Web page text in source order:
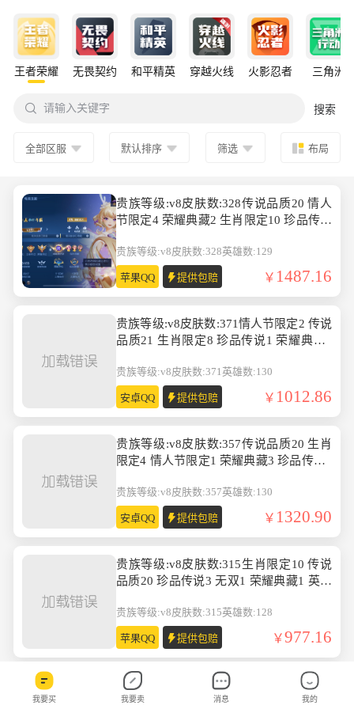
王者荣耀 无畏契约 和平精英 穿越火线 火影忍者 三角洲
 请输入关键字 搜索
全部区服 默认排序 筛选 布局
贵族等级:v8皮肤数:328传说品质20 情人
节限定4 荣耀典藏2 生肖限定10 珍品传说
贵族等级:v8皮肤数:328英雄数:129
苹果QQ 提供包赔 1487.16
贵族等级:v8皮肤数:371情人节限定2 传说
品质21 生肖限定8 珍品传说1 荣耀典藏2
贵族等级:v8皮肤数:371英雄数:130
安卓QQ 提供包赔 1012.86
贵族等级:v8皮肤数:357传说品质20 生肖
限定4 情人节限定1 荣耀典藏3 珍品传说1
贵族等级:v8皮肤数:357英雄数:130
安卓QQ 提供包赔 1320.90
贵族等级:v8皮肤数:315生肖限定10 传说
品质20 珍品传说3 无双1 荣耀典藏1 英雄
贵族等级:v8皮肤数:315英雄数:128
苹果QQ 提供包赔 977.16
贵族等级:v9皮肤数:407传说品质20 生肖
限定12 情人节限定4 荣耀典藏1 英雄
我要买 我要卖 消息 我的